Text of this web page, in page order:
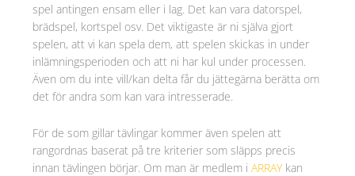
spel antingen ensam eller i lag. Det kan vara datorspel,
brädspel, kortspel osv. Det viktigaste är ni själva gjort
spelen, att vi kan spela dem, att spelen skickas in under
inlämningsperioden och att ni har kul under processen.
Även om du inte vill/kan delta får du jättegärna berätta om
det för andra som kan vara intresserade.
För de som gillar tävlingar kommer även spelen att
rangordnas baserat på tre kriterier som släpps precis
innan tävlingen börjar. Om man är medlem iARRAY kan